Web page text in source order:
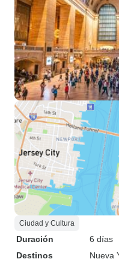
Ciudad y Cultura
Duración
6 días
Destinos
Nueva